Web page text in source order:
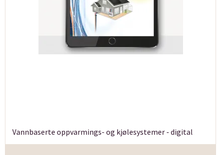
Vannbaserte oppvarmings- og kjølesystemer - digital